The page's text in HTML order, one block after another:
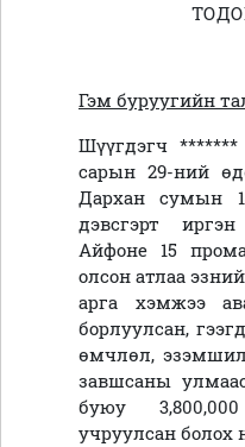
Гэм буруугийн
Шүүгдэгч
сарын 29-ний
Дархан сумын
дэвсгэрт
Айфоне 15
олсон атлаа
арга хэмжээ
борлуулсан,
өмчлөл,
завшсаны
буюу
учруулсан болох